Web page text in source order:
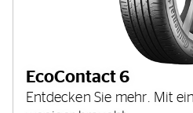
EcoContact 6
Entdecken Sie mehr. Mit